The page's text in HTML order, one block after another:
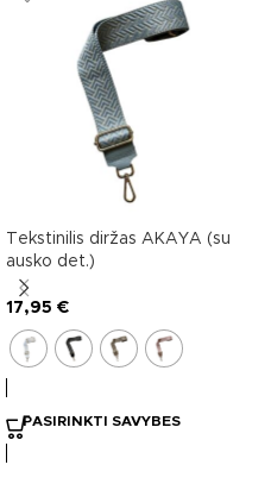
Tekstinilis diržas AKAYA (su
ausko det.)
17,95 €
PASIRINKTI SAVYBES